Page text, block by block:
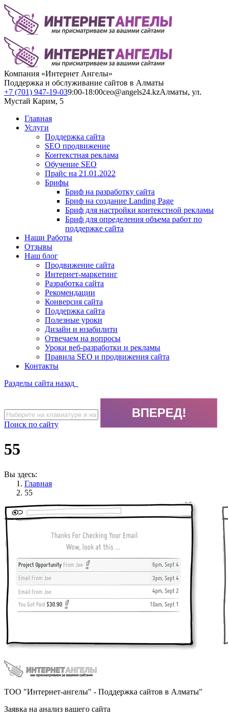
Компания «Интернет Ангелы»
Поддержка и обслуживание сайтов в Алматы
+7 (701) 947-19-039:00-18:00ceo@angels24.kzАлматы, ул.
Мустай Карим, 5
Главная
Услуги
Поддержка сайта
SEO продвижение
Контекстная реклама
Обучение SEO
Прайс на 21.01.2022
Брифы
Бриф на разработку сайта
Бриф на создание Landing Page
Бриф для настройки контекстной рекламы
Бриф для определения объема работ по
поддержке сайта
Наши Работы
Отзывы
Наш блог
Продвижение сайта
Интернет-маркетинг
Разработка сайта
Рекомендации
Конверсия сайта
Поддержка сайта
Полезные уроки
Дизайн и юзабилити
Отвечаем на вопросы
Уроки веб-разработки и рекламы
Правила SEO и продвижения сайта
Контакты
Разделы сайта назад
Поиск по сайту
55
Вы здесь:
Главная
55
ТОО "Интернет-ангелы" - Поддержка сайтов в Алматы"
Заявка на анализ вашего сайта